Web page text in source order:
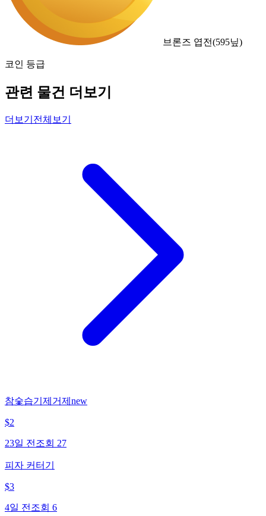
브론즈 엽전(595닢)
코인 등급
관련 물건 더보기
더보기 전체보기
참숯습기제거제new
$2
23일 전 조회 27
피자 커터기
$3
4일 전 조회 6